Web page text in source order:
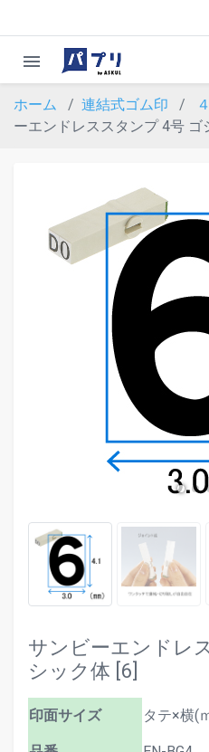
menu
ホーム 連結式ゴム印
ーエンドレススタンプ 4号 ゴ
サンビーエンドレ
シック体 [6]
印面サイズ タテ×横(